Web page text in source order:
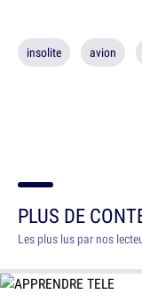
insolite avion
PLUS DE
Les plus lus par nos